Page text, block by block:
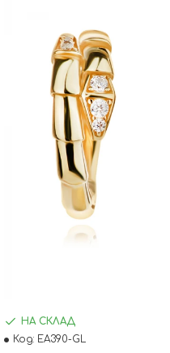
НА СКЛАД
Код: EA390-GL